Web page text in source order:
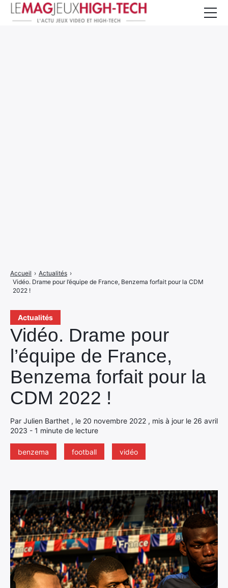
Actualités
Vidéo. Drame pour
l’équipe de France,
Benzema forfait pour la
CDM 2022 !
Par Julien Barthet , le 20 novembre 2022 , mis à jour le 26 avril
2023 - 1 minute de lecture
benzema football vidéo
Accueil › Actualités ›
Vidéo. Drame pour l’équipe de France, Benzema forfait pour la CDM
2022 !